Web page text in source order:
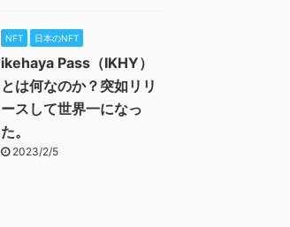
NFT 日本のNFT
ikehaya Pass（IKHY）
とは何なのか？突如リリ
ースして世界一になっ
た。
2023/2/5